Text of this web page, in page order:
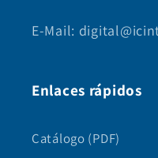
E-Mail:
Enlaces rápidos
Catálogo (PDF)